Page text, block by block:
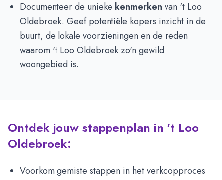
Documenteer de unieke kenmerken van 't Loo
Oldebroek. Geef potentiële kopers inzicht in de
buurt, de lokale voorzieningen en de reden
waarom 't Loo Oldebroek zo'n gewild
woongebied is.
Ontdek jouw stappenplan in 't Loo
Oldebroek:
Voorkom gemiste stappen in het verkoopproces